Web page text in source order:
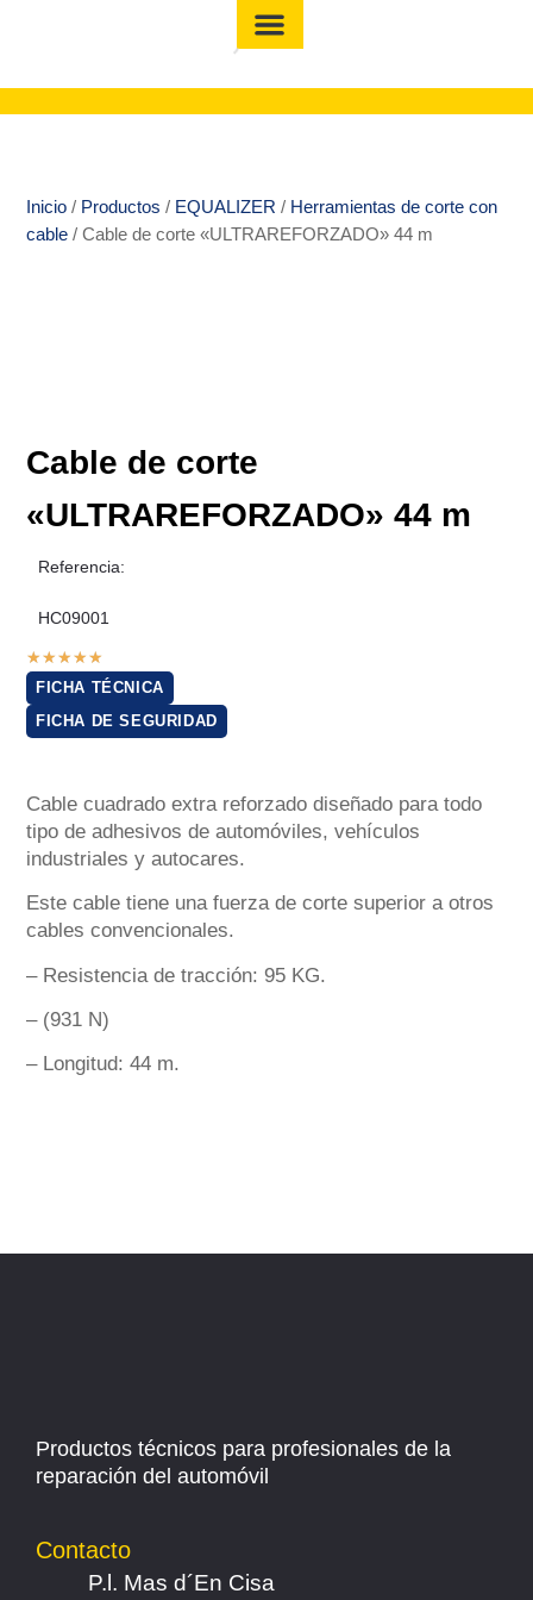
Inicio / Productos / EQUALIZER / Herramientas de corte con
cable / Cable de corte «ULTRAREFORZADO» 44 m
Cable de corte
«ULTRAREFORZADO» 44 m
Referencia:
HC09001
★★★★★
FICHA TÉCNICA
FICHA DE SEGURIDAD
Cable cuadrado extra reforzado diseñado para todo
tipo de adhesivos de automóviles, vehículos
industriales y autocares.
Este cable tiene una fuerza de corte superior a otros
cables convencionales.
– Resistencia de tracción: 95 KG.
– (931 N)
– Longitud: 44 m.
Productos técnicos para profesionales de la
reparación del automóvil
Contacto
P.l. Mas d´En Cisa